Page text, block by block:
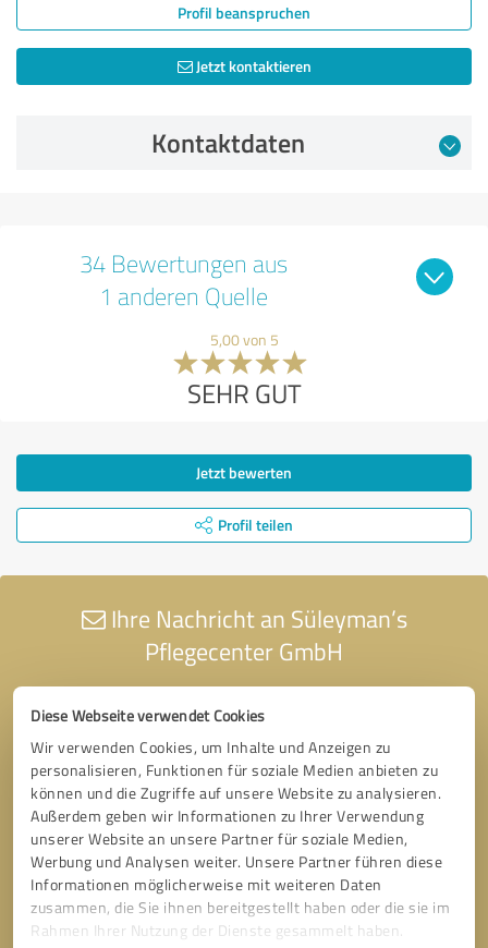
Diese Webseite verwendet Cookies
Wir verwenden Cookies, um Inhalte und Anzeigen zu
personalisieren, Funktionen für soziale Medien anbieten zu
können und die Zugriffe auf unsere Website zu analysieren.
Außerdem geben wir Informationen zu Ihrer Verwendung
unserer Website an unsere Partner für soziale Medien,
Werbung und Analysen weiter. Unsere Partner führen diese
Informationen möglicherweise mit weiteren Daten
zusammen, die Sie ihnen bereitgestellt haben oder die sie im
Rahmen Ihrer Nutzung der Dienste gesammelt haben.
Profil beanspruchen
Jetzt kontaktieren
Kontaktdaten
34 Bewertungen aus
1 anderen Quelle
5,00 von 5
SEHR GUT
Jetzt bewerten
Profil teilen
Ihre Nachricht an Süleyman’s
Pflegecenter GmbH